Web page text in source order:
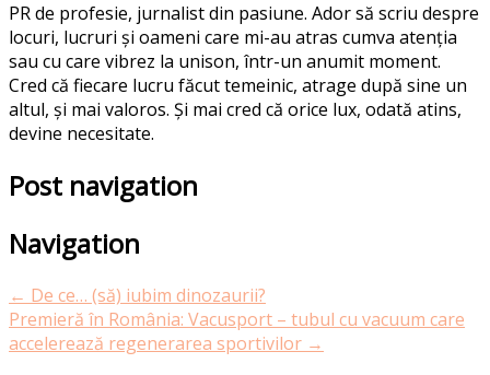
PR de profesie, jurnalist din pasiune. Ador să scriu despre
locuri, lucruri și oameni care mi-au atras cumva atenția
sau cu care vibrez la unison, într-un anumit moment.
Cred că fiecare lucru făcut temeinic, atrage după sine un
altul, și mai valoros. Și mai cred că orice lux, odată atins,
devine necesitate.
Post navigation
Navigation
← De ce… (să) iubim dinozaurii?
Premieră în România: Vacusport – tubul cu vacuum care
accelerează regenerarea sportivilor →